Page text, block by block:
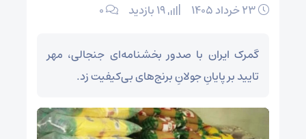
۰
گمرک ایران با صدور بخشنامه‌ای جنجالی، مهر
تایید بر پایانِ جولانِ برنج‌های بی‌کیفیت زد.